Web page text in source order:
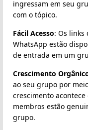
ingressam em seu
com o tópico.
Fácil Acesso: Os
WhatsApp estão
de entrada em um
Crescimento
ao seu grupo por
crescimento acontece
membros estão
grupo.